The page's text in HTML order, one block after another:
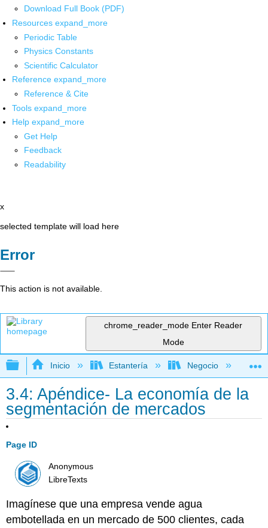
Download Full Book (PDF)
Resources expand_more
Periodic Table
Physics Constants
Scientific Calculator
Reference expand_more
Reference & Cite
Tools expand_more
Help expand_more
Get Help
Feedback
Readability
x
selected template will load here
Error
This action is not available.
chrome_reader_mode Enter Reader
Mode
Expandir/contraer jerarquía global
Inicio Estantería Negocio
3.4: Apéndice- La economía de la
segmentación de mercados
Page ID
Anonymous
LibreTexts
Imagínese que una empresa vende agua
embotellada en un mercado de 500 clientes, cada